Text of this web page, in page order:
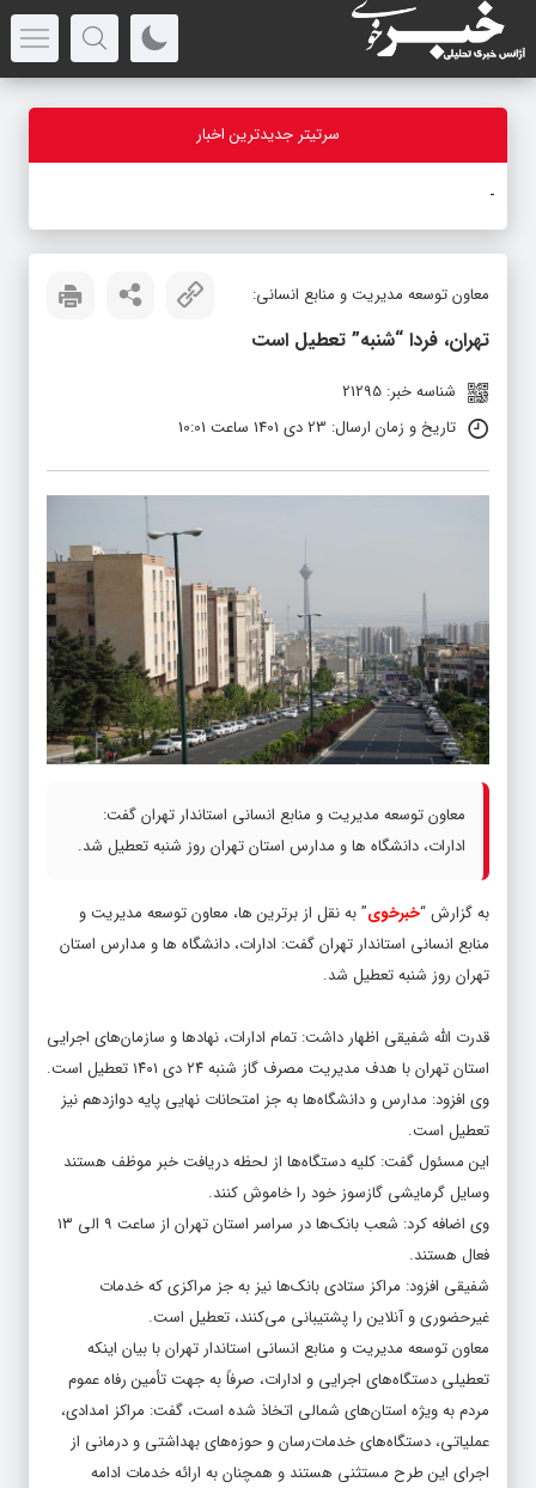
سرتیتر جدیدترین اخبار
بازد
معاون توسعه مدیریت و منابع انسانی:
تهران، فردا “شنبه” تعطیل است
شناسه خبر: 21295
تاریخ و زمان ارسال: 23 دی 1401 ساعت 10:01
معاون توسعه مدیریت و منابع انسانی استاندار تهران گفت:
ادارات، دانشگاه ها و مدارس استان تهران روز شنبه تعطیل شد.
به گزارش “خبرخوی” به نقل از برترین ها، معاون توسعه مدیریت و
منابع انسانی استاندار تهران گفت: ادارات، دانشگاه ها و مدارس استان
تهران روز شنبه تعطیل شد.
قدرت الله شفیقی اظهار داشت: تمام ادارات، نهادها و سازمان‌های اجرایی
استان تهران با هدف مدیریت مصرف گاز شنبه ۲۴ دی ۱۴۰۱ تعطیل است.
وی افزود: مدارس و دانشگاه‌ها به جز امتحانات نهایی پایه دوازدهم نیز
تعطیل است.
این مسئول گفت: کلیه دستگاه‌ها از لحظه دریافت خبر موظف هستند
وسایل گرمایشی گازسوز خود را خاموش کنند.
وی اضافه کرد: شعب بانک‌ها در سراسر استان تهران از ساعت ۹ الی ۱۳
فعال هستند.
شفیقی افزود: مراکز ستادی بانک‌ها نیز به جز مراکزی که خدمات
غیرحضوری و آنلاین را پشتیبانی می‌کنند، تعطیل است.
معاون توسعه مدیریت و منابع انسانی استاندار تهران با بیان اینکه
تعطیلی دستگاه‌های اجرایی و ادارات، صرفاً به جهت تأمین رفاه عموم
مردم به ویژه استان‌های شمالی اتخاذ شده است، گفت: مراکز امدادی،
عملیاتی، دستگاه‌های خدمات‌رسان و حوزه‌های بهداشتی و درمانی از
اجرای این طرح مستثنی هستند و همچنان به ارائه خدمات ادامه